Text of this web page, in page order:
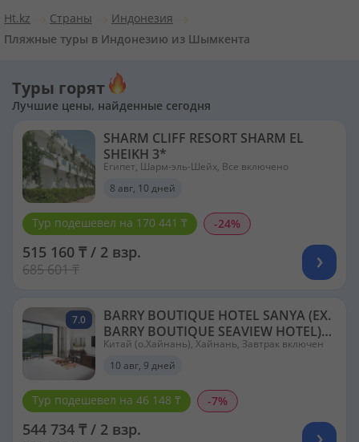
Ht.kz Страны
Индонезия
Пляжные туры в Индонезию из Шымкента
Туры горят
Лучшие цены, найденные сегодня
SHARM CLIFF RESORT SHARM EL
SHEIKH 3*
Египет, Шарм-эль-Шейх, Все включено
8 авг, 10 дней
Тур подешевел на 170 441 ₸ -24%
515 160 ₸ / 2 взр.
685 601 ₸
7.0
BARRY BOUTIQUE HOTEL SANYA (EX.
BARRY BOUTIQUE SEAVIEW HOTEL)
5*
Китай (о.Хайнань), Хайнань, Завтрак включен
10 авг, 9 дней
Тур подешевел на 46 148 ₸ -7%
544 734 ₸ / 2 взр.